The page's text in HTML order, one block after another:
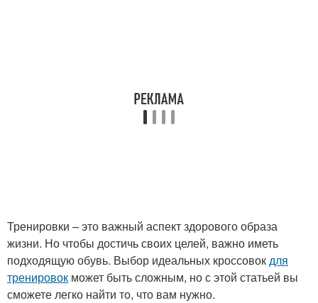
Тренировки – это важный аспект здорового образа
жизни. Но чтобы достичь своих целей, важно иметь
подходящую обувь. Выбор идеальных кроссовокдля
тренировок может быть сложным, но с этой статьей вы
сможете легко найти то, что вам нужно.